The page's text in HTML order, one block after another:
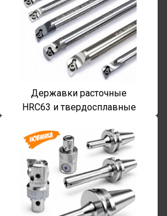
Державки расточные
HRC63 и твердосплавные